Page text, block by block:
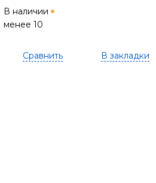
В наличии
менее 10
Сравнить В закладки